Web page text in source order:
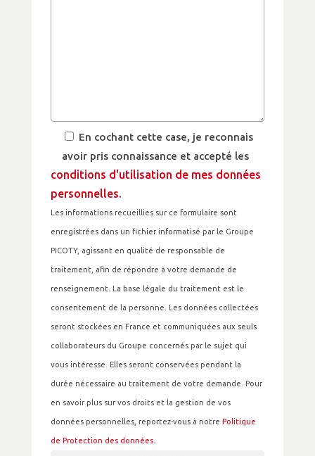
En cochant cette case, je reconnais
avoir pris connaissance et accepté les
conditions d'utilisation de mes données
personnelles.
Les informations recueillies sur ce formulaire sont
enregistrées dans un fichier informatisé par le Groupe
PICOTY, agissant en qualité de responsable de
traitement, afin de répondre à votre demande de
renseignement. La base légale du traitement est le
consentement de la personne. Les données collectées
seront stockées en France et communiquées aux seuls
collaborateurs du Groupe concernés par le sujet qui
vous intéresse. Elles seront conservées pendant la
durée nécessaire au traitement de votre demande. Pour
en savoir plus sur vos droits et la gestion de vos
données personnelles, reportez-vous à notrePolitique
de Protection des données.